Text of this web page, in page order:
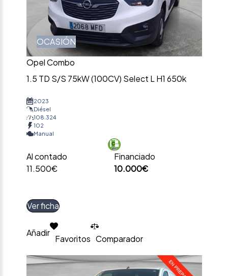
OCASIÓN
Opel Combo
1.5 TD S/S 75kW (100CV) Select L H1 650k
2023
Diésel
108.324
102
Manual
Al contado
11.500€
Financiado
10.000€
Ver ficha
Añadir
Favoritos Comparador